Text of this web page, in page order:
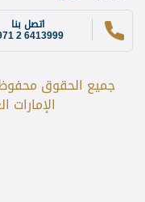
اتصل بنا
2 6413999
جميع الحقوق
الإمارات